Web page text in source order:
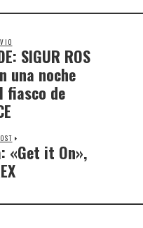
SIGUR ROS
una noche
fiasco de
«Get it On»,